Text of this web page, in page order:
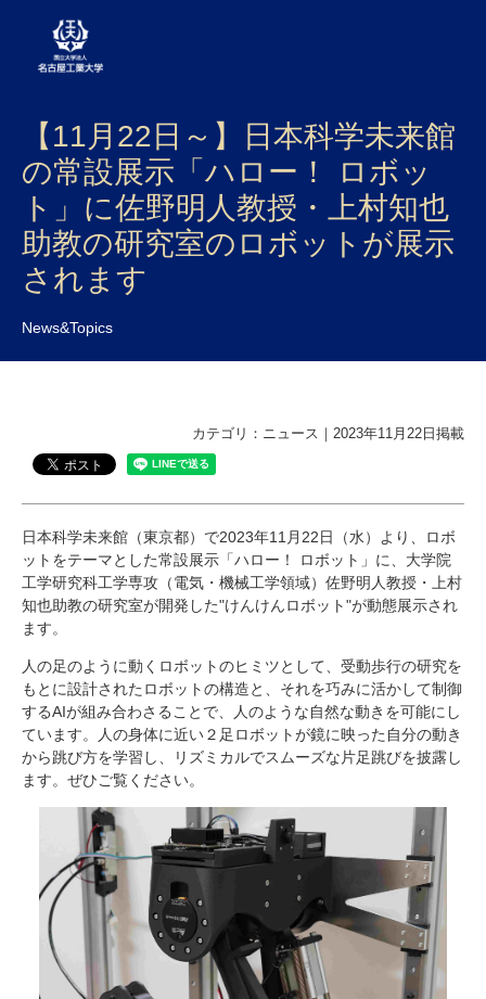
大学案内
学部・大学院・センター
入試
学生生活
研究・産学官連携
受験生 在学生
卒業生
企業・研究者
地域・一般
アクセス
キャンパスマップ お問い合わせ English 資料請求
【11月22日～】日本科学未来館
の常設展示「ハロー！ ロボッ
ト」に佐野明人教授・上村知也
助教の研究室のロボットが展示
されます
News&Topics
カテゴリ：ニュース｜2023年11月22日掲載
日本科学未来館（東京都）で2023年11月22日（水）より、ロボ
ットをテーマとした常設展示「ハロー！ ロボット」に、大学院
工学研究科工学専攻（電気・機械工学領域）佐野明人教授・上村
知也助教の研究室が開発した"けんけんロボット"が動態展示され
ます。
人の足のように動くロボットのヒミツとして、受動歩行の研究を
もとに設計されたロボットの構造と、それを巧みに活かして制御
するAIが組み合わさることで、人のような自然な動きを可能にし
ています。人の身体に近い２足ロボットが鏡に映った自分の動き
から跳び方を学習し、リズミカルでスムーズな片足跳びを披露し
ます。ぜひご覧ください。